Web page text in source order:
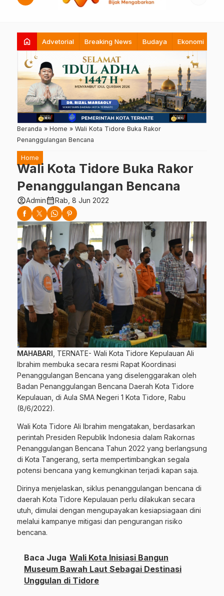
home Advetorial Breaking News Budaya Ekonomi
Beranda » Home » Wali Kota Tidore Buka Rakor
Penanggulangan Bencana
Home
Wali Kota Tidore Buka Rakor
Penanggulangan Bencana
account_circleAdmincalendar_monthRab, 8 Jun 2022
MAHABARI , TERNATE- Wali Kota Tidore Kepulauan Ali
Ibrahim membuka secara resmi Rapat Koordinasi
Penanggulangan Bencana yang diselenggarakan oleh
Badan Penanggulangan Bencana Daerah Kota Tidore
Kepulauan, di Aula SMA Negeri 1 Kota Tidore, Rabu
(8/6/2022).
Wali Kota Tidore Ali Ibrahim mengatakan, berdasarkan
perintah Presiden Republik Indonesia dalam Rakornas
Penanggulangan Bencana Tahun 2022 yang berlangsung
di Kota Tangerang, serta mempertimbangkan segala
potensi bencana yang kemungkinan terjadi kapan saja.
Dirinya menjelaskan, siklus penanggulangan bencana di
daerah Kota Tidore Kepulauan perlu dilakukan secara
utuh, dimulai dengan mengupayakan kesiapsiagaan dini
melalui kampanye mitigasi dan pengurangan risiko
bencana.
Baca Juga Wali Kota Inisiasi Bangun
Museum Bawah Laut Sebagai Destinasi
Unggulan di Tidore